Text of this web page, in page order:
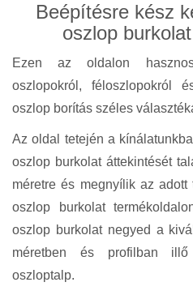
Beépítésre kész
oszlop
Ezen az oldalon
oszlopokról, féloszlopokról
oszlop borítás széles
Az oldal tetején a
oszlop burkolat áttekintését
méretre és megnyílik az
oszlop burkolat
oszlop burkolat negyed a
méretben és profilban
oszloptalp.